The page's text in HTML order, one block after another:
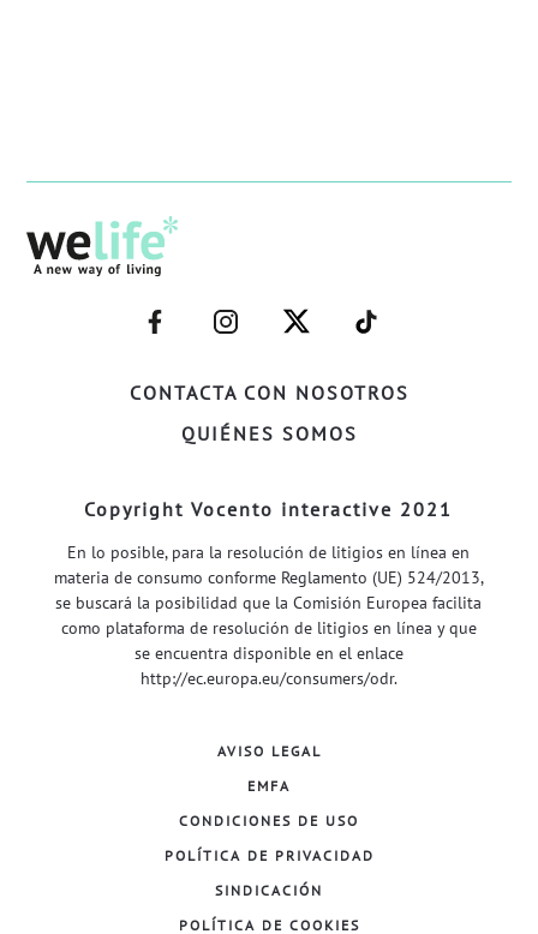
CONTACTA CON NOSOTROS
QUIÉNES SOMOS
–
FACEBOOK–
–
INSTAGRAM–
–
TWITTER–
–
WELIFE–
Copyright Vocento interactive 2021
En lo posible, para la resolución de litigios en línea en
materia de consumo conforme Reglamento (UE) 524/2013,
se buscará la posibilidad que la Comisión Europea facilita
como plataforma de resolución de litigios en línea y que
se encuentra disponible en el enlace
http://ec.europa.eu/consumers/odr.
AVISO LEGAL
EMFA
CONDICIONES DE USO
POLÍTICA DE PRIVACIDAD
SINDICACIÓN
POLÍTICA DE COOKIES